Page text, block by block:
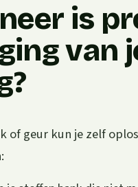
is
van
of geur kun je zelf